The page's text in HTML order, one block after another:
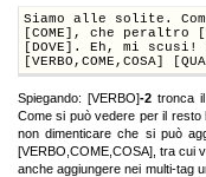
Siamo alle solite.
[COME], che peraltro
[DOVE]. Eh, mi scusi!
[VERBO,COME,COSA]
Spiegando: [VERBO]-2 tronca
Come si può vedere per il resto
non dimenticare che si può
[VERBO,COME,COSA], tra cui
anche aggiungere nei multi-tag